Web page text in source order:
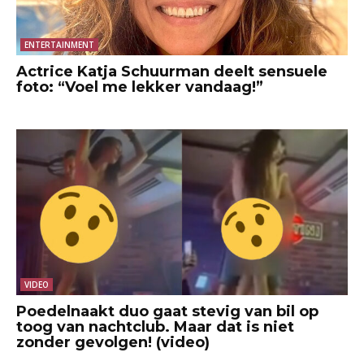
ENTERTAINMENT
Actrice Katja Schuurman deelt sensuele
foto: “Voel me lekker vandaag!”
VIDEO
Poedelnaakt duo gaat stevig van bil op
toog van nachtclub. Maar dat is niet
zonder gevolgen! (video)